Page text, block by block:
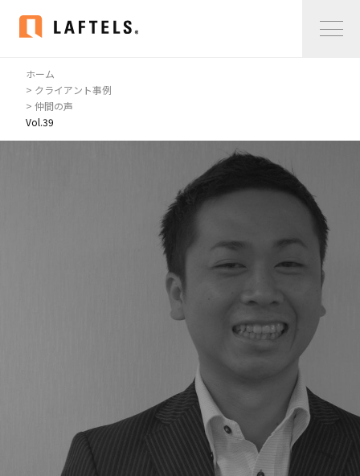
Home
私たちについて
セミナー情報
ホーム
> クライアント事例
> 仲間の声
Vol.39